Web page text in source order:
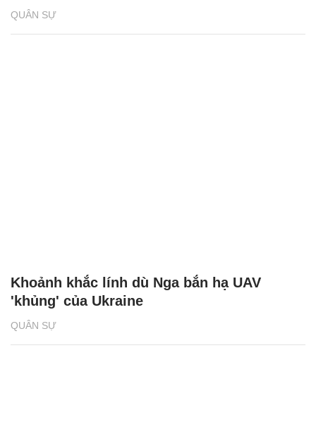
QUÂN SỰ
QUÂN SỰ
Khoảnh khắc lính dù Nga bắn hạ UAV
'khủng' của Ukraine